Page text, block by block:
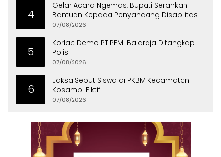
4
Gelar Acara Ngemas, Bupati Serahkan
Bantuan Kepada Penyandang Disabilitas
07/08/2026
5
Korlap Demo PT PEMI Balaraja Ditangkap
Polisi
07/08/2026
6
Jaksa Sebut Siswa di PKBM Kecamatan
Kosambi Fiktif
07/08/2026